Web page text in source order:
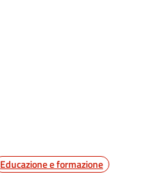
Educazione e formazione